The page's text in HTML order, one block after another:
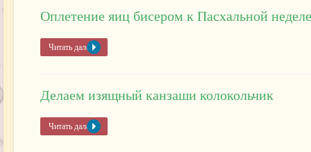
Оплетение яиц бисером к Пасхальной неделе
Читать далее »
Делаем изящный канзаши колокольчик
Читать далее »